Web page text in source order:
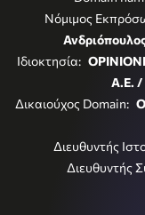
Νόμιμος
Ιδιοκτησία:
Α.Ε. /
Δικαιούχος Domain:
Διευθυντής
Διευθυντής